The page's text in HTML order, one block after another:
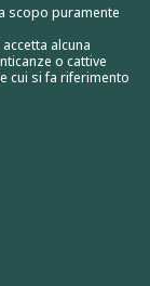
scopo puramente
alcuna
o cattive
cui si fa riferimento